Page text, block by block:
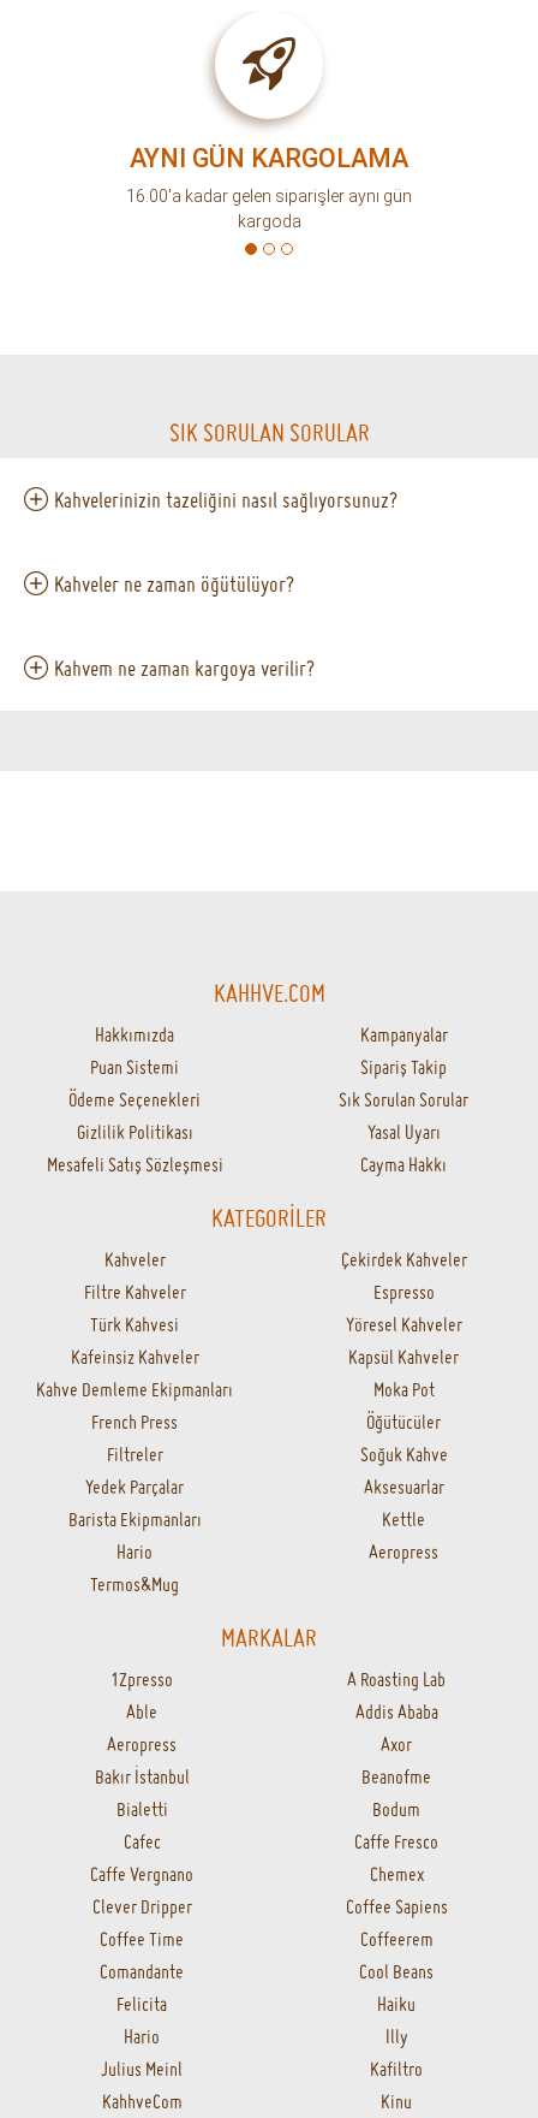
AYNI GÜN KARGOLAMA
16.00'a kadar gelen siparişler aynı gün
kargoda
SIK SORULAN SORULAR
Kahvelerinizin tazeliğini nasıl sağlıyorsunuz?
Kahveler ne zaman öğütülüyor?
Kahvem ne zaman kargoya verilir?
KAHHVE.COM
Hakkımızda
Kampanyalar
Puan Sistemi
Sipariş Takip
Ödeme Seçenekleri
Sık Sorulan Sorular
Gizlilik Politikası
Yasal Uyarı
Mesafeli Satış Sözleşmesi
Cayma Hakkı
KATEGORİLER
Kahveler
Çekirdek Kahveler
Filtre Kahveler
Espresso
Türk Kahvesi
Yöresel Kahveler
Kafeinsiz Kahveler
Kapsül Kahveler
Kahve Demleme Ekipmanları
Moka Pot
French Press
Öğütücüler
Filtreler
Soğuk Kahve
Yedek Parçalar
Aksesuarlar
Barista Ekipmanları
Kettle
Hario
Aeropress
Termos&Mug
MARKALAR
1Zpresso
A Roasting Lab
Able
Addis Ababa
Aeropress
Axor
Bakır İstanbul
Beanofme
Bialetti
Bodum
Cafec
Caffe Fresco
Caffe Vergnano
Chemex
Clever Dripper
Coffee Sapiens
Coffee Time
Coffeerem
Comandante
Cool Beans
Felicita
Haiku
Hario
Illy
Julius Meinl
Kafiltro
KahhveCom
Kinu